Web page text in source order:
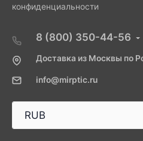
конфиденциальности
8 (800) 350-44-56
Доставка из Москвы по
info@mirptic.ru